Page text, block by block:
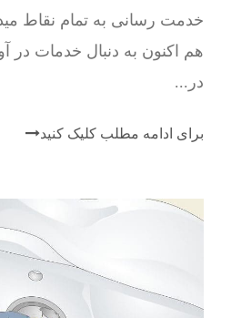
خدمت رسانی به تمام نقاط
هم اکنون به دنبال خدمات در
در...
برای ادامه مطلب کلیک کنید